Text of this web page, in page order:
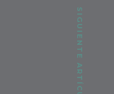
SIGUIENTE ARTÍCULO